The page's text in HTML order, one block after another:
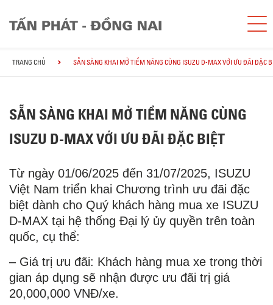
TRANG CHỦ SẴN SÀNG KHAI MỞ TIỀM NĂNG CÙNG ISUZU D-MAX VỚI ƯU ĐÃI ĐẶC
SẴN SÀNG KHAI MỞ TIỀM NĂNG CÙNG
ISUZU D-MAX VỚI ƯU ĐÃI ĐẶC BIỆT
Từ ngày 01/06/2025 đến 31/07/2025, ISUZU
Việt Nam triển khai Chương trình ưu đãi đặc
biệt dành cho Quý khách hàng mua xe ISUZU
D-MAX tại hệ thống Đại lý ủy quyền trên toàn
quốc, cụ thể:
– Giá trị ưu đãi: Khách hàng mua xe trong thời
gian áp dụng sẽ nhận được ưu đãi trị giá
20,000,000 VNĐ/xe.